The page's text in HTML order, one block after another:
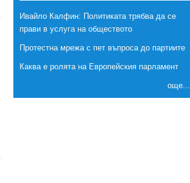
Ивайло Калфин: Политиката трябва да се
прави в услуга на обществото
Протестна мрежа с пет въпроса до партиите
Каква е ролята на Европейския парламент
още...